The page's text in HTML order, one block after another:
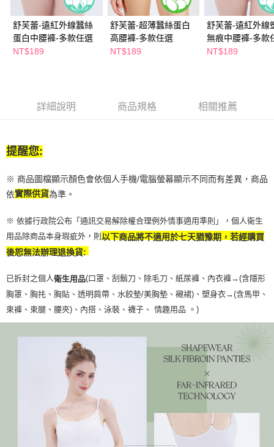
【注意事項】
１．透過由恩沛科技股份有限公司提供之「AFTEE先享後付」服務完成之交
易，需依本服務之必要範圍內提供個人資料，並將交易相關給付款項請求債
權轉讓予恩沛科技股份有限公司。
５．嚴禁一人註冊多個帳號或使用他人資訊註冊。若發現惡意使用之情形，
恩沛科技股份有限公司將有權停止該用戶之使用額度並採取法律行動。
7-11取貨付款
每筆NT$65，滿NT$490(含以上)免運費
付款後7-11取貨
每筆NT$100，滿NT$790(含以上)免運費
每筆NT$80，滿NT$290(含以上)免運費
舒芙蕾-遠紅外線蠶絲
蛋白中腰褲-多款任選
NT$189
舒芙蕾-超薄蠶絲蛋白
高腰褲-多款任選
NT$189
舒芙蕾-遠紅外線
無痕中腰褲-多款
NT$189
詳細說明 商品規格 相關推薦
提醒您:
※ 商品圖檔顯示顏色會依個人手機/電腦螢幕顯示不同而有差異，商品
依實際供貨為準。
※ 依據行政院公布「通訊交易解除權合理例外情事適用準則」，個人衛生
用品除商品本身瑕疵外，則以下商品將不適用於七天猶豫期，若經購買
後恕無法辦理退換貨:
已拆封之個人衛生用品(口罩、刮鬍刀、除毛刀、紙尿褲、內衣褲→(含隱形
胸罩、胸扥、胸貼、透明肩帶、水餃墊/美胸墊、襯裙)、塑身衣→(含馬甲、
束褲、束腿、腰夾) 、內搭、泳裝、襪子、 情趣用品 。)